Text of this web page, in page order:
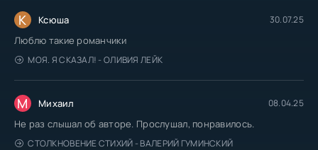
К Ксюша 30.07.25
Люблю такие романчики
МОЯ. Я СКАЗАЛ! - ОЛИВИЯ ЛЕЙК
М Михаил 08.04.25
Не раз слышал об авторе. Прослушал, понравилось.
СТОЛКНОВЕНИЕ СТИХИЙ - ВАЛЕРИЙ ГУМИНСКИЙ